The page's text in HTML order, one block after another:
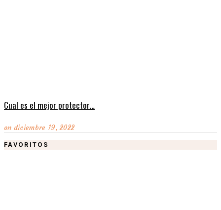
Cual es el mejor protector…
on diciembre 19, 2022
FAVORITOS